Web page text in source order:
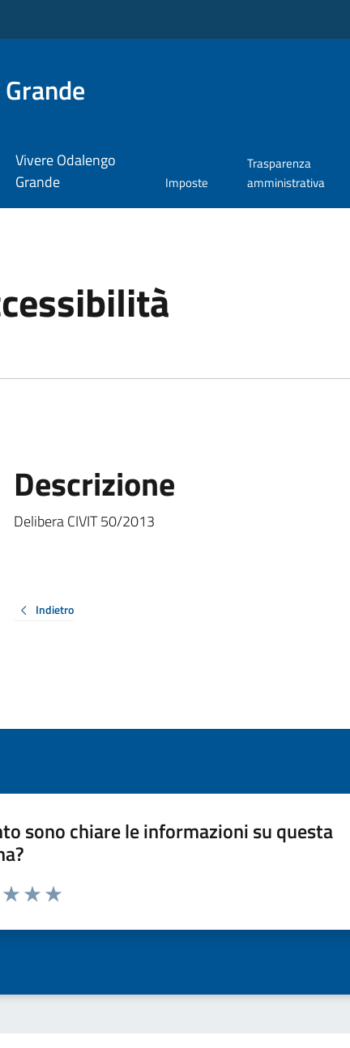
Vivere Odalengo
Grande
Imposte
Trasparenza
amministrativa
Descrizione
Delibera CIVIT 50/2013
Indietro
sono chiare le informazioni su questa
1 a 5 stelle la pagina